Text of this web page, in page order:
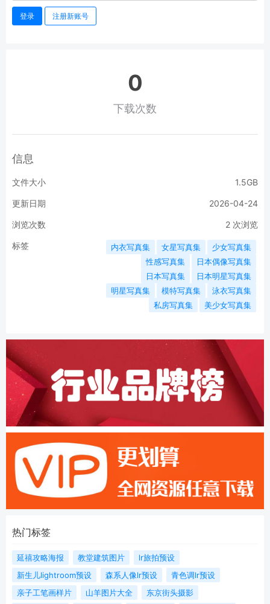
登录 注册新账号
0
下载次数
信息
文件大小 1.5GB
更新日期 2026-04-24
浏览次数 2次浏览
标签 内衣写真集 女星写真集
少女写真集
性感写真集
日本偶像写真集
日本写真集
日本明星写真集
明星写真集
模特写真集
泳衣写真集
私房写真集
美少女写真集
热门标签
延禧攻略海报 教堂建筑图片
lr旅拍预设
新生儿lightroom预设
森系人像lr预设
青色调lr预设
亲子工笔画样片
山羊图片大全
东京街头摄影